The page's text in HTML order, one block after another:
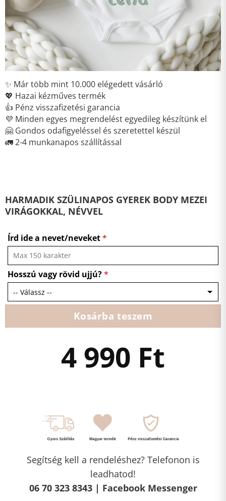
✨ Már több mint 10.000 elégedett vásárló
💖 Hazai kézműves termék
👍 Pénz visszafizetési garancia
💜 Minden egyes megrendelést egyedileg készítünk el
🤗 Gondos odafigyeléssel és szeretettel készül
🚛 2-4 munkanapos szállítással
HARMADIK SZÜLINAPOS GYEREK BODY MEZEI
VIRÁGOKKAL, NÉVVEL
Írd ide a nevet/neveket*
Hosszú vagy rövid ujjú?*
Kosárba teszem
4 990 Ft
Segítség kell a rendeléshez? Telefonon is
leadhatod!
06 70 323 8343 | Facebook Messenger